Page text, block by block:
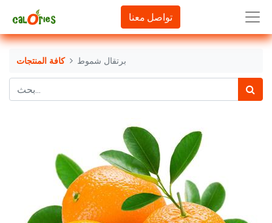
تواصل معنا
كافة المنتجات برتقال شموط